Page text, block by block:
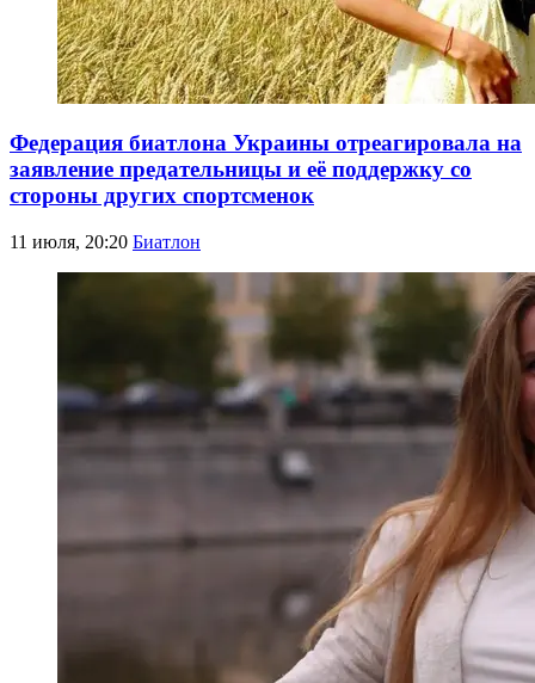
Федерация биатлона Украины отреагировала на
заявление предательницы и её поддержку со
стороны других спортсменок
11 июля, 20:20 Биатлон